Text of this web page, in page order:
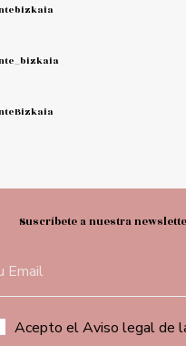
Suscríbete a nuestra
Acepto el Aviso legal de